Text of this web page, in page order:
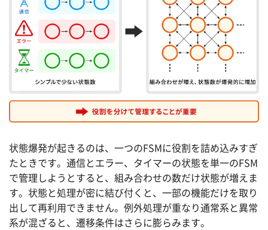
状態爆発が起きるのは、一つのFSMに役割を詰め込みすぎ
たときです。通信とエラー、タイマーの状態を単一のFSM
で管理しようとすると、組み合わせの数だけ状態が増えま
す。状態と処理が密に結び付くと、一部の機能だけを取り
出して再利用できません。例外処理が重なり通常系と異常
系が混ざると、遷移条件はさらに膨らみます。